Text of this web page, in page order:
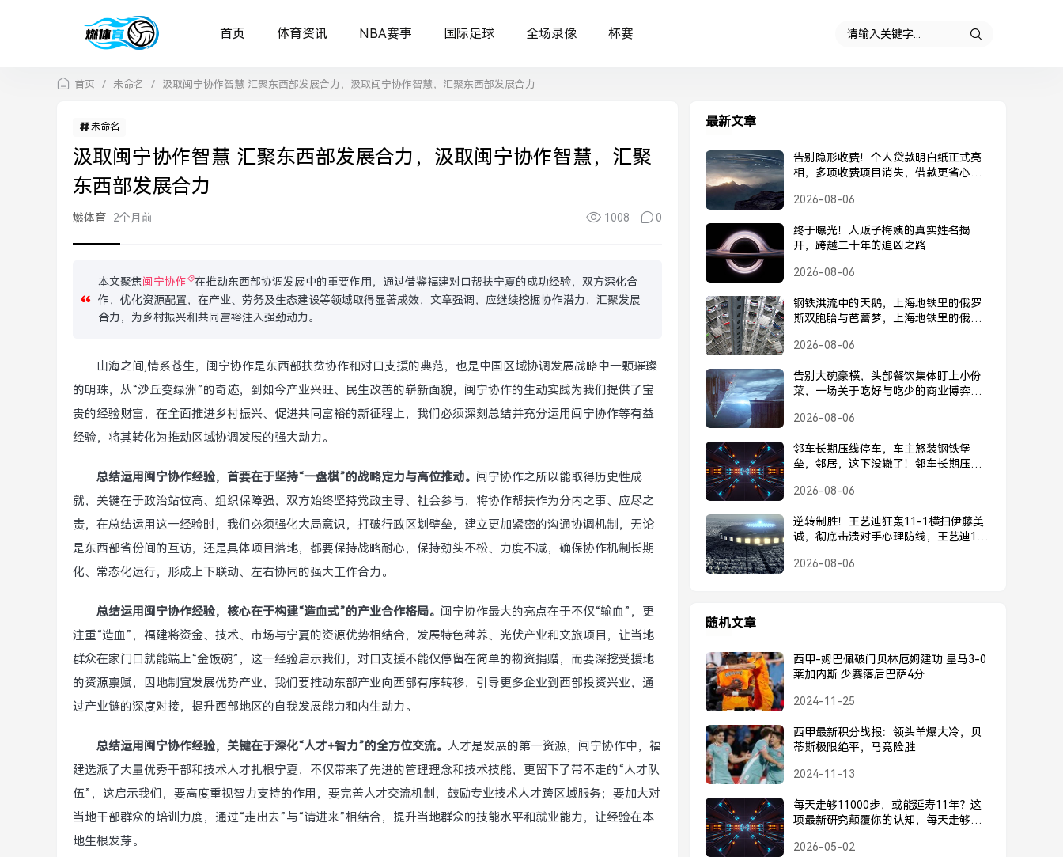
首页 体育资讯 NBA赛事 国际足球 全场录像 杯赛
首页 / 未命名 / 汲取闽宁协作智慧 汇聚东西部发展合力，汲取闽宁协作智慧，汇聚东西部发展合力
未命名
汲取闽宁协作智慧 汇聚东西部发展合力，汲取闽宁协作智慧，汇聚
东西部发展合力
燃体育 2个月前 1008 0
本文聚焦闽宁协作
在推动东西部协调发展中的重要作用，通过借鉴福建对口帮扶宁夏的成功经验，双方深化合
作，优化资源配置，在产业、劳务及生态建设等领域取得显著成效，文章强调，应继续挖掘协作潜力，汇聚发展
合力，为乡村振兴和共同富裕注入强劲动力。
山海之间,情系苍生，闽宁协作是东西部扶贫协作和对口支援的典范，也是中国区域协调发展战略中一颗璀璨
的明珠，从“沙丘变绿洲”的奇迹，到如今产业兴旺、民生改善的崭新面貌，闽宁协作的生动实践为我们提供了宝
贵的经验财富，在全面推进乡村振兴、促进共同富裕的新征程上，我们必须深刻总结并充分运用闽宁协作等有益
经验，将其转化为推动区域协调发展的强大动力。
总结运用闽宁协作经验，首要在于坚持“一盘棋”的战略定力与高位推动。 闽宁协作之所以能取得历史性成
就，关键在于政治站位高、组织保障强，双方始终坚持党政主导、社会参与，将协作帮扶作为分内之事、应尽之
责，在总结运用这一经验时，我们必须强化大局意识，打破行政区划壁垒，建立更加紧密的沟通协调机制，无论
是东西部省份间的互访，还是具体项目落地，都要保持战略耐心，保持劲头不松、力度不减，确保协作机制长期
化、常态化运行，形成上下联动、左右协同的强大工作合力。
总结运用闽宁协作经验，核心在于构建“造血式”的产业合作格局。 闽宁协作最大的亮点在于不仅“输血”，更
注重“造血”，福建将资金、技术、市场与宁夏的资源优势相结合，发展特色种养、光伏产业和文旅项目，让当地
群众在家门口就能端上“金饭碗”，这一经验启示我们，对口支援不能仅停留在简单的物资捐赠，而要深挖受援地
的资源禀赋，因地制宜发展优势产业，我们要推动东部产业向西部有序转移，引导更多企业到西部投资兴业，通
过产业链的深度对接，提升西部地区的自我发展能力和内生动力。
总结运用闽宁协作经验，关键在于深化“人才+智力”的全方位交流。 人才是发展的第一资源，闽宁协作中，福
建选派了大量优秀干部和技术人才扎根宁夏，不仅带来了先进的管理理念和技术技能，更留下了带不走的“人才队
伍”，这启示我们，要高度重视智力支持的作用，要完善人才交流机制，鼓励专业技术人才跨区域服务；要加大对
当地干部群众的培训力度，通过“走出去”与“请进来”相结合，提升当地群众的技能水平和就业能力，让经验在本
地生根发芽。
最新文章
告别隐形收费！个人贷款明白纸正式亮
相，多项收费项目消失，借款更省心，
费
2026-08-06
终于曝光！人贩子梅姨的真实姓名揭
开，跨越二十年的追凶之路
2026-08-06
钢铁洪流中的天鹅，上海地铁里的俄罗
斯双胞胎与芭蕾梦，上海地铁里的俄罗
2026-08-06
告别大碗豪横，头部餐饮集体盯上小份
菜，一场关于吃好与吃少的商业博弈，
横的商业博弈
2026-08-06
邻车长期压线停车，车主怒装钢铁堡
垒，邻居，这下没辙了！邻车长期压
没辙了！
2026-08-06
逆转制胜！王艺迪狂轰11-1横扫伊藤美
诚，彻底击溃对手心理防线，王艺迪11-
2026-08-06
随机文章
西甲-姆巴佩破门贝林厄姆建功 皇马3-0
莱加内斯 少赛落后巴萨4分
2024-11-25
西甲最新积分战报：领头羊爆大冷，贝
蒂斯极限绝平，马竞险胜
2024-11-13
每天走够11000步，或能延寿11年？这
项最新研究颠覆你的认知，每天走够
究颠覆你的认知
2026-05-02